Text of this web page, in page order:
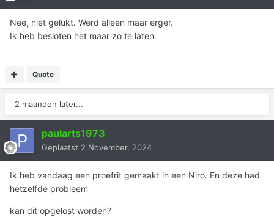
Nee, niet gelukt. Werd alleen maar erger.
Ik heb besloten het maar zo te laten.
Quote
2 maanden later...
paularts1973
Geplaatst 2 November, 2024
Ik heb vandaag een proefrit gemaakt in een Niro. En deze had
hetzelfde probleem
kan dit opgelost worden?